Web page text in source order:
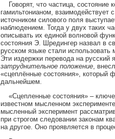
Говорят, что частица, состояние
гамильтонианом, взаимодействует
источником силового поля
наблюдением. Тогда у двух таких
описывать их единой волновой
состояния Э. Шредингер назвал в
русском языке стали
Эти издержки перевода на русский
затруднительное положение,
«сцеплённые состояния», который
дальнейшем.
«Сцепленные состояния» –
известном мысленном
мысленный эксперимент
при строгом следовании законам
на другое. Оно проявляется в